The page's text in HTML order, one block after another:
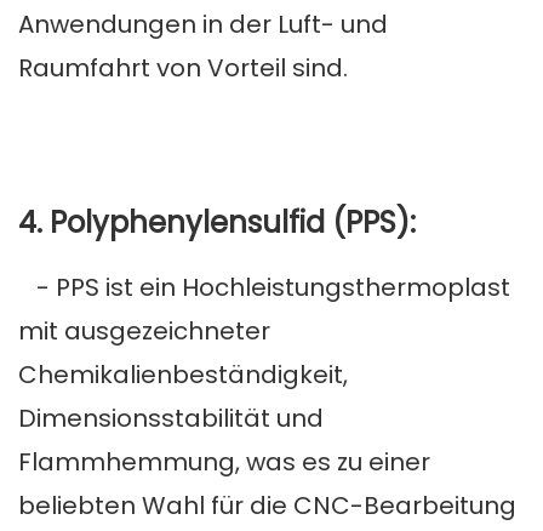
Anwendungen in der Luft- und
Raumfahrt von Vorteil sind.
4. Polyphenylensulfid (PPS):
- PPS ist ein Hochleistungsthermoplast
mit ausgezeichneter
Chemikalienbeständigkeit,
Dimensionsstabilität und
Flammhemmung, was es zu einer
beliebten Wahl für die CNC-Bearbeitung